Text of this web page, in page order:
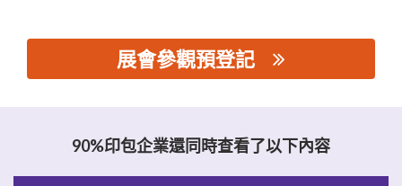
展會參觀預登記
90%印包企業還同時查看了以下內容